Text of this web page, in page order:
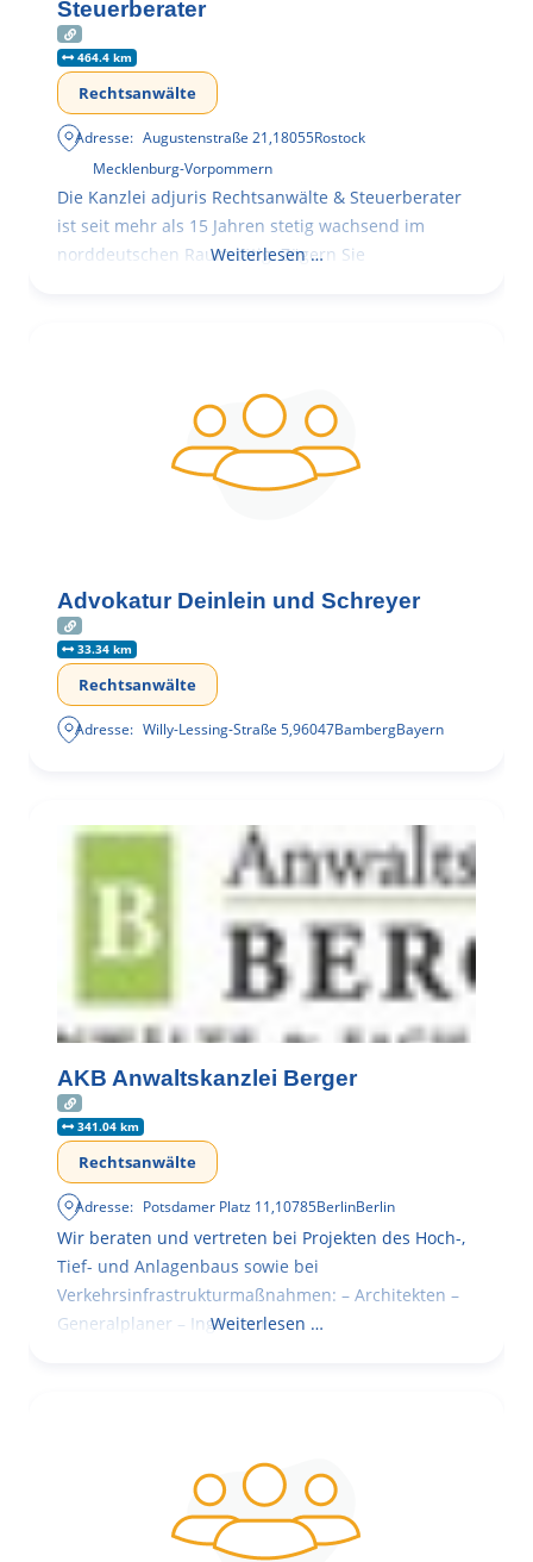
Steuerberater
464.4 km
Rechtsanwälte
Adresse: Augustenstraße 21,18055Rostock
Mecklenburg-Vorpommern
Die Kanzlei adjuris Rechtsanwälte & Steuerberater
ist seit mehr als 15 Jahren stetig wachsend im
norddeutschen Raum tätig. Zögern Sie
Weiterlesen …
Advokatur Deinlein und Schreyer
33.34 km
Rechtsanwälte
Adresse: Willy-Lessing-Straße 5,96047BambergBayern
AKB Anwaltskanzlei Berger
341.04 km
Rechtsanwälte
Adresse: Potsdamer Platz 11,10785BerlinBerlin
Wir beraten und vertreten bei Projekten des Hoch-,
Tief- und Anlagenbaus sowie bei
Verkehrsinfrastrukturmaßnahmen: – Architekten –
Generalplaner – Ingenieure
Weiterlesen …